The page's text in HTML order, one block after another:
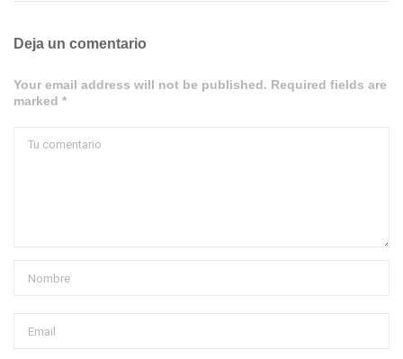
Deja un comentario
Your email address will not be published. Required fields are
marked *